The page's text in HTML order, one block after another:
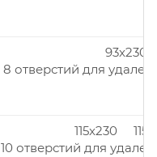
93x230
8 отверстий для
115x230
10 отверстий для